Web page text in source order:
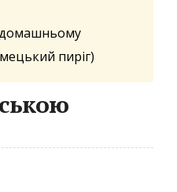
домашньому
пиріг)